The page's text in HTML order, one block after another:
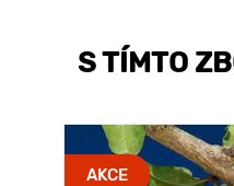
S TÍMTO
AKCE